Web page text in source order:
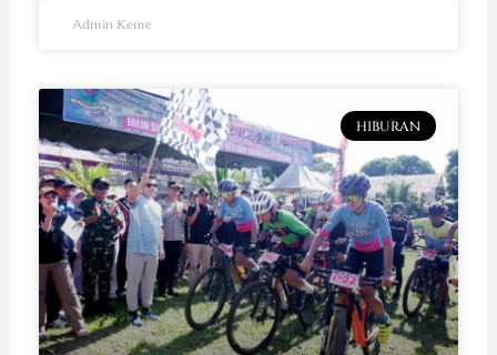
Admin Keme
HIBURAN